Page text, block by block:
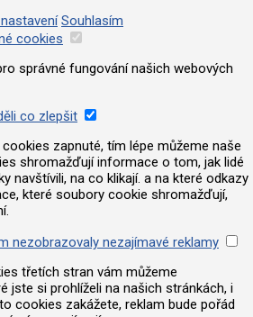
Souhlasím
cookies
správné fungování našich webových
co zlepšit
zapnuté, tím lépe můžeme naše
shromažďují informace o tom, jak lidé
navštívili, na co klikají. a na které odkazy
které soubory cookie shromažďují,
nezobrazovaly nezajímavé reklamy
třetích stran vám můžeme
jste si prohlíželi na našich stránkách, i
cookies zakážete, reklam bude pořád